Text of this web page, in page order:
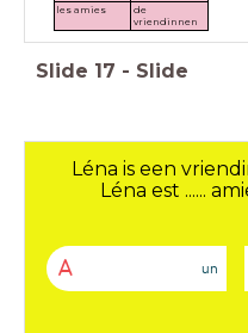
les amies
de
vriendinnen
Slide 17 - Slide
Léna is een
Léna est ......
A un